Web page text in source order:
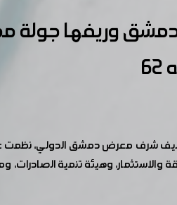
وريفها جولة
شرف معرض دمشق الدولي، نظمت